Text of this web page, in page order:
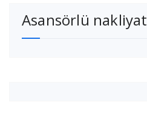
Asansörlü nakliyat